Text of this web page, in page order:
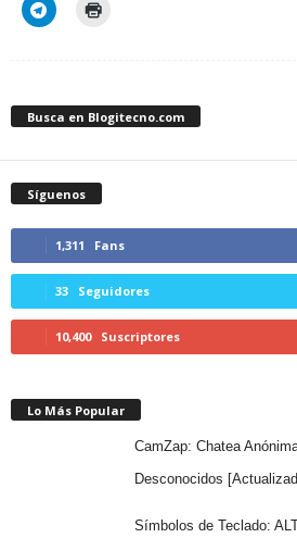
Busca en Blogitecno.com
Síguenos
1,311 Fans
33 Seguidores
10,400 Suscriptores
Lo Más Popular
CamZap: Chatea
Desconocidos
Símbolos de Teclado: